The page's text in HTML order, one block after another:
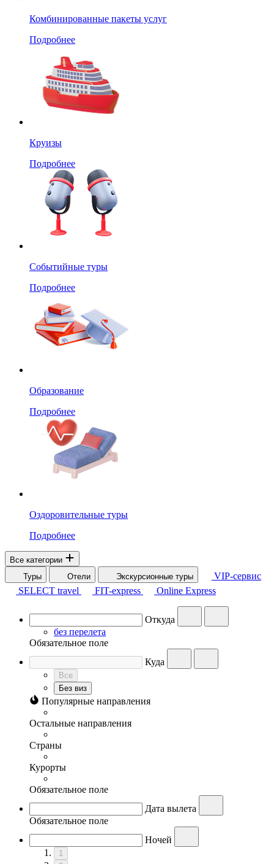
Комбинированные пакеты услуг
Подробнее
Круизы
Подробнее
Событийные туры
Подробнее
Образование
Подробнее
Оздоровительные туры
Подробнее
Все категории
Туры
Отели Экскурсионные туры
VIP-сервис
SELECT travel
FIT-express Online Express
Откуда
без перелета
Обязательное поле
Куда
Все
Без виз
Популярные направления
Остальные направления
Страны
Курорты
Обязательное поле
Дата вылета
Обязательное поле
Ночей
1